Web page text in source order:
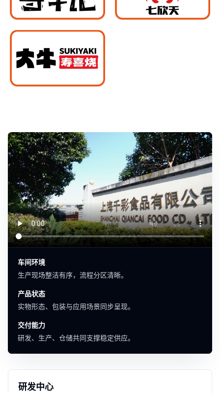
车间环境
生产现场整洁有序，流程分区清晰。
产品状态
实物形态、包装与应用场景同步呈现。
交付能力
研发、生产、仓储共同支撑稳定供应。
研发中心